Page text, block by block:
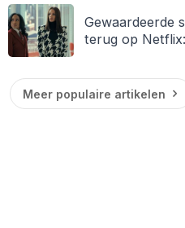
Gewaardeerde
terug op
Meer populaire artikelen